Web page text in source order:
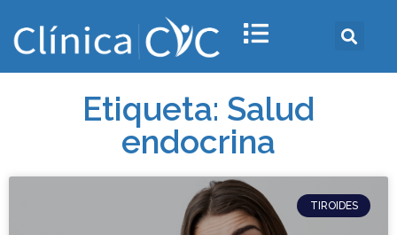
Etiqueta: Salud
endocrina
TIROIDES